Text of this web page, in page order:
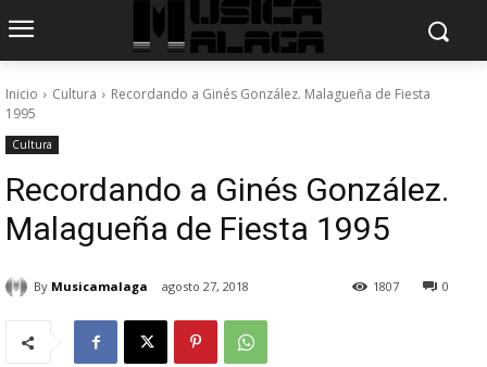
Inicio Cultura
Recordando a Ginés González. Malagueña de Fiesta
1995
Cultura
Recordando a Ginés González.
Malagueña de Fiesta 1995
By Musicamalaga agosto 27, 2018 0
1807